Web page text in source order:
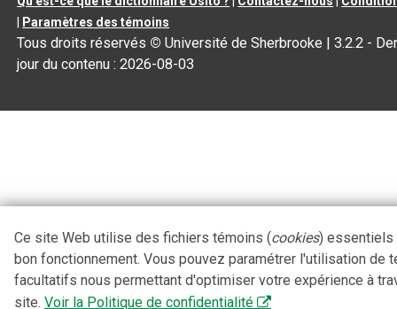
Paramètres des témoins
Tous droits réservés © Université de Sherbrooke |3.2.2 -
jour du contenu :2026-08-03
Ce site Web utilise des fichiers témoins (cookies) essentiels
bon fonctionnement. Vous pouvez paramétrer l'utilisation de
facultatifs nous permettant d'optimiser votre expérience à
site. Voir la Politique de confidentialité